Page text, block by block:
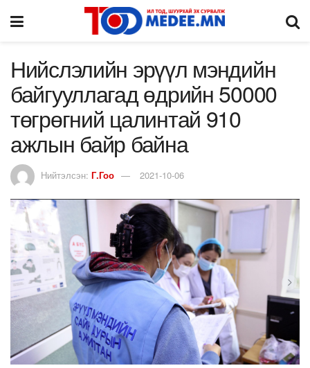
Нийслэлийн эрүүл мэндийн
байгууллагад өдрийн 50000
төгрөгний цалинтай 910
ажлын байр байна
Нийтэлсэн: Г.Гоо 2021-10-06